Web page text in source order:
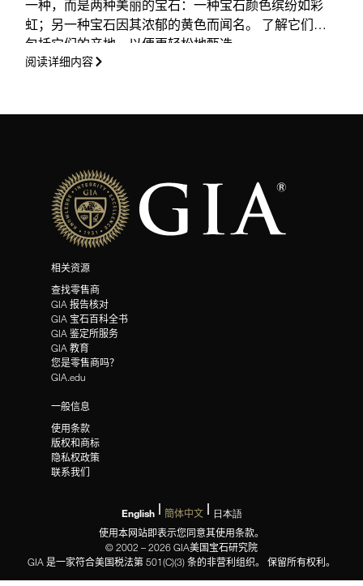
一种，而是两种美丽的宝石：一种宝石颜色缤纷如彩
虹；另一种宝石因其浓郁的黄色而闻名。 了解它们，
包括它们的产地，以便更轻松地甄选。
（更多…）
阅读详细内容
相关资源
查找零售商
GIA 报告核对
GIA 宝石百科全书
GIA 鉴定所服务
GIA 教育
您是零售商吗？
GIA.edu
一般信息
使用条款
版权和商标
隐私权政策
联系我们
English 簡体中文
日本語
使用本网站即表示您同意其使用条款。
© 2002 – 2026 GIA美国宝石研究院
GIA 是一家符合美国税法第 501(C)(3) 条的非营利组织。 保留所有权利。